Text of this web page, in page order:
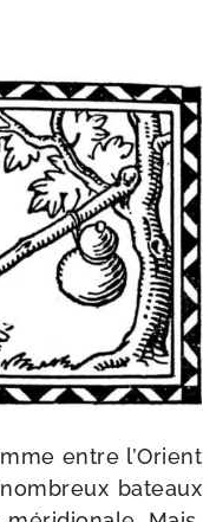
entre l’Orient
bateaux